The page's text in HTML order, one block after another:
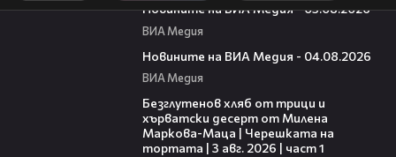
Новините на ВИА Медия - 05.08.2026
ВИА Медия
Новините на ВИА Медия - 04.08.2026
ВИА Медия
Безглутенов хляб от трици и
хърватски десерт от Милена
Маркова-Маца | Черешката на
тортата | 3 авг. 2026 | част 1